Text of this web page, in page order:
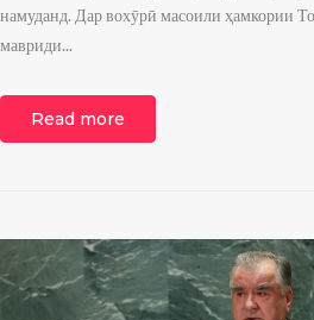
намуданд. Дар вохӯрӣ масоили ҳамкории
мавриди...
Read more